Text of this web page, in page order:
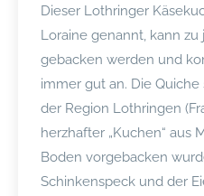
Dieser Lothringer
Loraine genannt, kann zu
gebacken werden und
immer gut an. Die
der Region Lothringen
herzhafter „Kuchen“ aus
Boden vorgebacken
Schinkenspeck und der